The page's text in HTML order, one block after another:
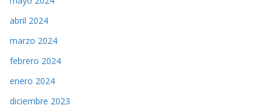
abril 2024
marzo 2024
febrero 2024
enero 2024
diciembre 2023